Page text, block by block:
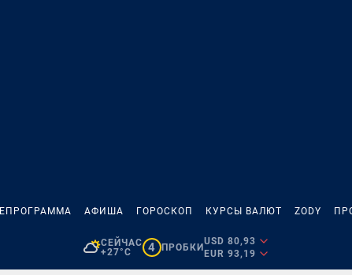
АФИША ГОРОСКОП КУРСЫ ВАЛЮТ ZODY
СЕЙЧАС
+27°C
4 ПРОБКИ
USD 80,93
EUR 93,19